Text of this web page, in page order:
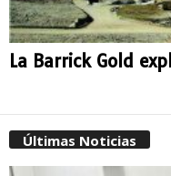
La Barrick Gold
Últimas Noticias